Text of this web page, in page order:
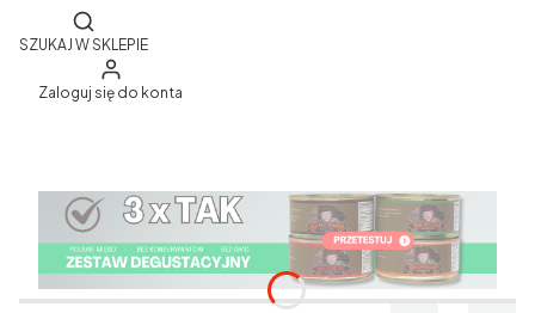
Otwórz wyszukiwarkę
SZUKAJ W SKLEPIE
Zaloguj się do konta